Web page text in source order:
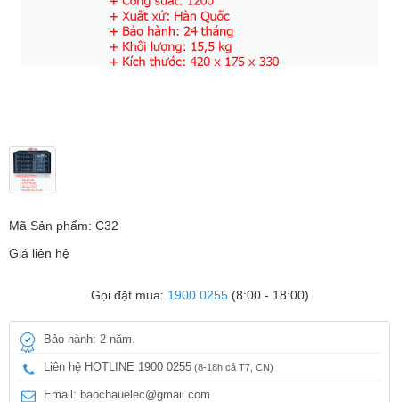
Mã Sản phẩm: C32
Giá liên hệ
Gọi đặt mua: 1900 0255(8:00 - 18:00)
Bảo hành: 2 năm.
Liên hệ HOTLINE 1900 0255 (8-18h cả T7, CN)
Email: baochauelec@gmail.com